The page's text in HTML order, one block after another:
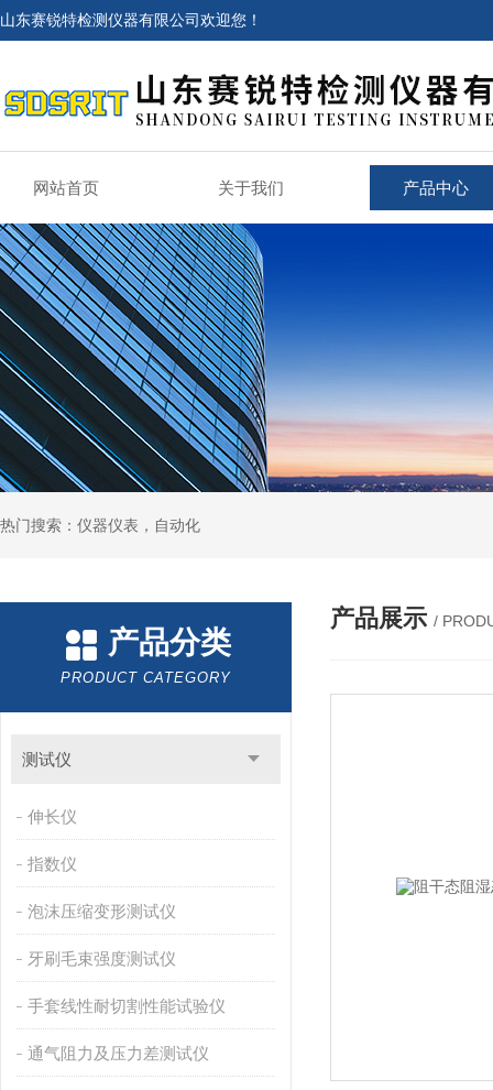
山东赛锐特检测仪器有限公司欢迎您！
网站首页 关于我们 产品中心
热门搜索：仪器仪表，自动化
产品分类
PRODUCT CATEGORY
测试仪
伸长仪
指数仪
泡沫压缩变形测试仪
牙刷毛束强度测试仪
手套线性耐切割性能试验仪
通气阻力及压力差测试仪
产品展示 /